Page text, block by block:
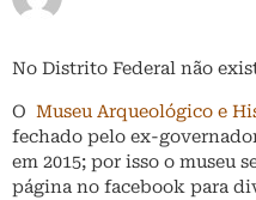
No Distrito Federal não
O Museu Arqueológico e
fechado pelo ex-
em 2015; por isso o museu
página no facebook para